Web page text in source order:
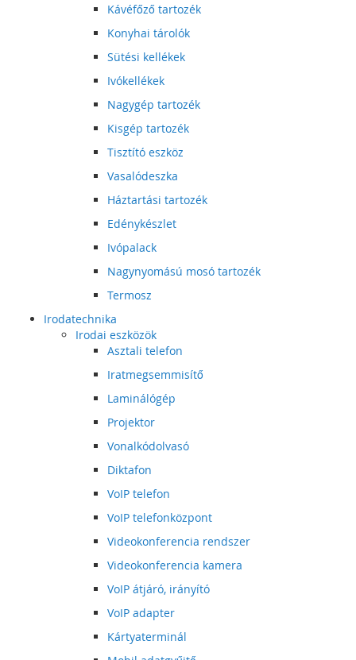
Kávéfőző tartozék
Konyhai tárolók
Sütési kellékek
Ivókellékek
Nagygép tartozék
Kisgép tartozék
Tisztító eszköz
Vasalódeszka
Háztartási tartozék
Edénykészlet
Ivópalack
Nagynyomású mosó tartozék
Termosz
Irodatechnika
Irodai eszközök
Asztali telefon
Iratmegsemmisítő
Laminálógép
Projektor
Vonalkódolvasó
Diktafon
VoIP telefon
VoIP telefonközpont
Videokonferencia rendszer
Videokonferencia kamera
VoIP átjáró, irányító
VoIP adapter
Kártyaterminál